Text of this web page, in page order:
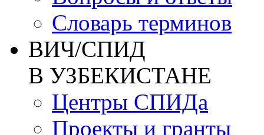
Словарь терминов
ВИЧ/СПИД
В УЗБЕКИСТАНЕ
Центры СПИДа
Проекты и гранты